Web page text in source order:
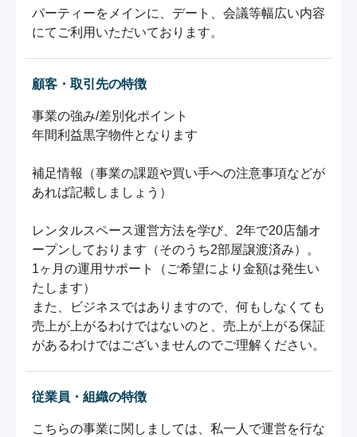
パーティーをメインに、デート、会議等幅広い内容
にてご利用いただいております。
顧客・取引先の特徴
事業の強み/差別化ポイント
年間利益黒字物件となります
補足情報（事業の課題や買い手への注意事項などが
あれば記載しましょう）
レンタルスペース運営方法を学び、2年で20店舗オ
ープンしております（そのうち2部屋譲渡済み）。
1ヶ月の運用サポート（ご希望により金額は発生い
たします）
また、ビジネスではありますので、何もしなくても
売上が上がるわけではないのと、売上が上がる保証
があるわけではございませんのでご理解ください。
従業員・組織の特徴
こちらの事業に関しましては、私一人で運営を行な